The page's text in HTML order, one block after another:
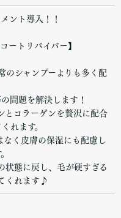
ント導入！！
ートリバイバー】
のシャンプーよりも多く配
問題を解決します！
とコラーゲンを贅沢に配合
れます。
なく皮膚の保湿にも配慮し
状態に戻し、毛が硬すぎる
くれます♪